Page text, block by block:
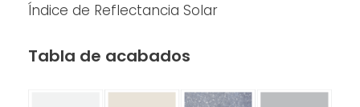
Índice de Reflectancia Solar
Tabla de acabados